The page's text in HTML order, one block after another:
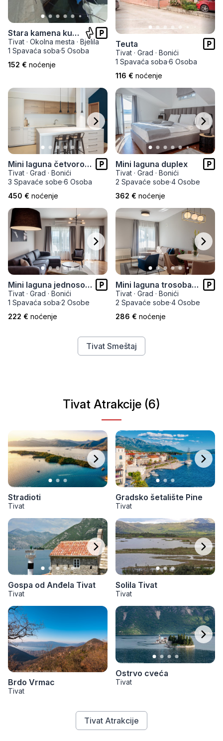
Stara kamena kuća na obali mora
Tivat · Okolna mesta · Bjelila
1 Spavaća soba·5 Osoba
152 € noćenje
Teuta
Tivat · Grad · Bonići
1 Spavaća soba·6 Osoba
116 € noćenje
Mini laguna četvorosoban
Tivat · Grad · Bonići
3 Spavaće sobe·6 Osoba
450 € noćenje
Mini laguna duplex
Tivat · Grad · Bonići
2 Spavaće sobe·4 Osobe
362 € noćenje
Mini laguna jednosoban apartman
Tivat · Grad · Bonići
1 Spavaća soba·2 Osobe
222 € noćenje
Mini laguna trosoban apartman
Tivat · Grad · Bonići
2 Spavaće sobe·4 Osobe
286 € noćenje
Tivat Smeštaj
Tivat Atrakcije (6)
Stradioti
Tivat
Gradsko šetalište Pine
Tivat
Gospa od Anđela Tivat
Tivat
Solila Tivat
Tivat
Brdo Vrmac
Tivat
Ostrvo cveća
Tivat
Tivat Atrakcije